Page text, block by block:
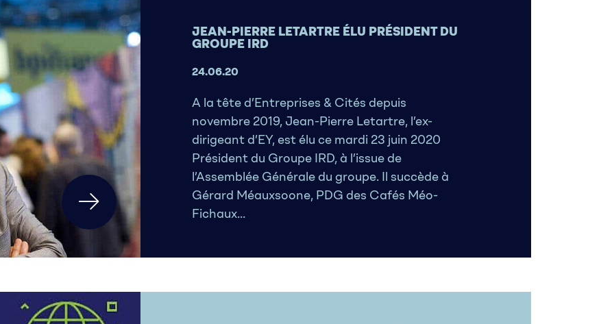
JEAN-PIERRE LETARTRE ÉLU PRÉSIDENT DU
GROUPE IRD
24.06.20
A la tête d’Entreprises & Cités depuis
novembre 2019, Jean-Pierre Letartre, l’ex-
dirigeant d’EY, est élu ce mardi 23 juin 2020
Président du Groupe IRD, à l’issue de
l’Assemblée Générale du groupe. Il succède à
Gérard Méauxsoone, PDG des Cafés Méo-
Fichaux...